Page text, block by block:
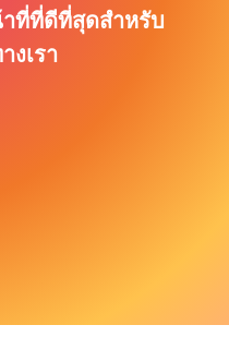
ที่ที่ดีที่สุดสำหรับ
งเรา